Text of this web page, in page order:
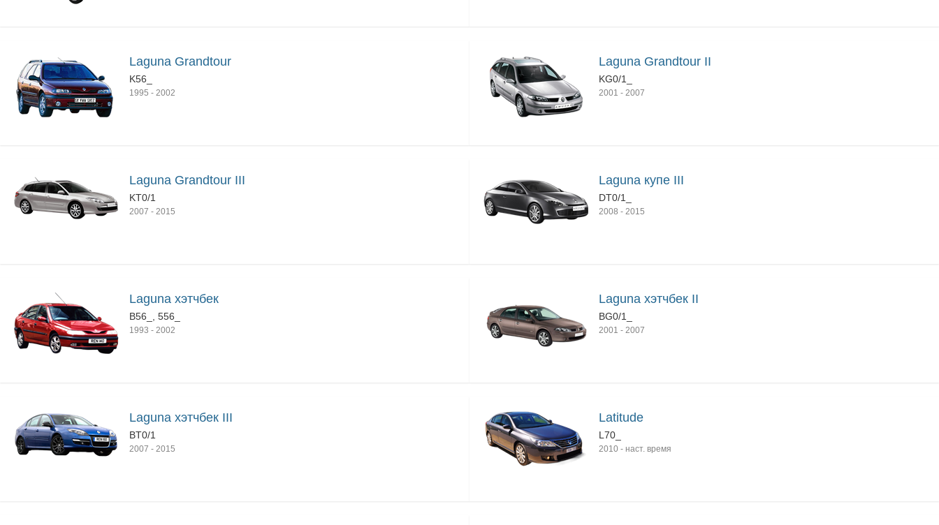
Laguna Grandtour
K56_
1995 - 2002
Laguna Grandtour II
KG0/1_
2001 - 2007
Laguna Grandtour III
KT0/1
2007 - 2015
Laguna купе III
DT0/1_
2008 - 2015
Laguna хэтчбек
B56_, 556_
1993 - 2002
Laguna хэтчбек II
BG0/1_
2001 - 2007
Laguna хэтчбек III
BT0/1
2007 - 2015
Latitude
L70_
2010 - наст. время